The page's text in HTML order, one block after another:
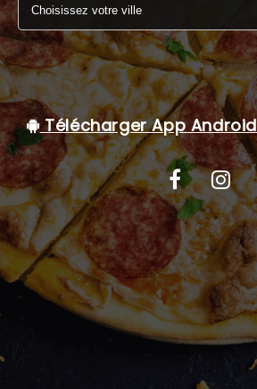
C.G.V
Télécharger App Android